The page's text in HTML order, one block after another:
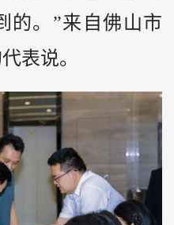
的。”来自佛山市
表说。